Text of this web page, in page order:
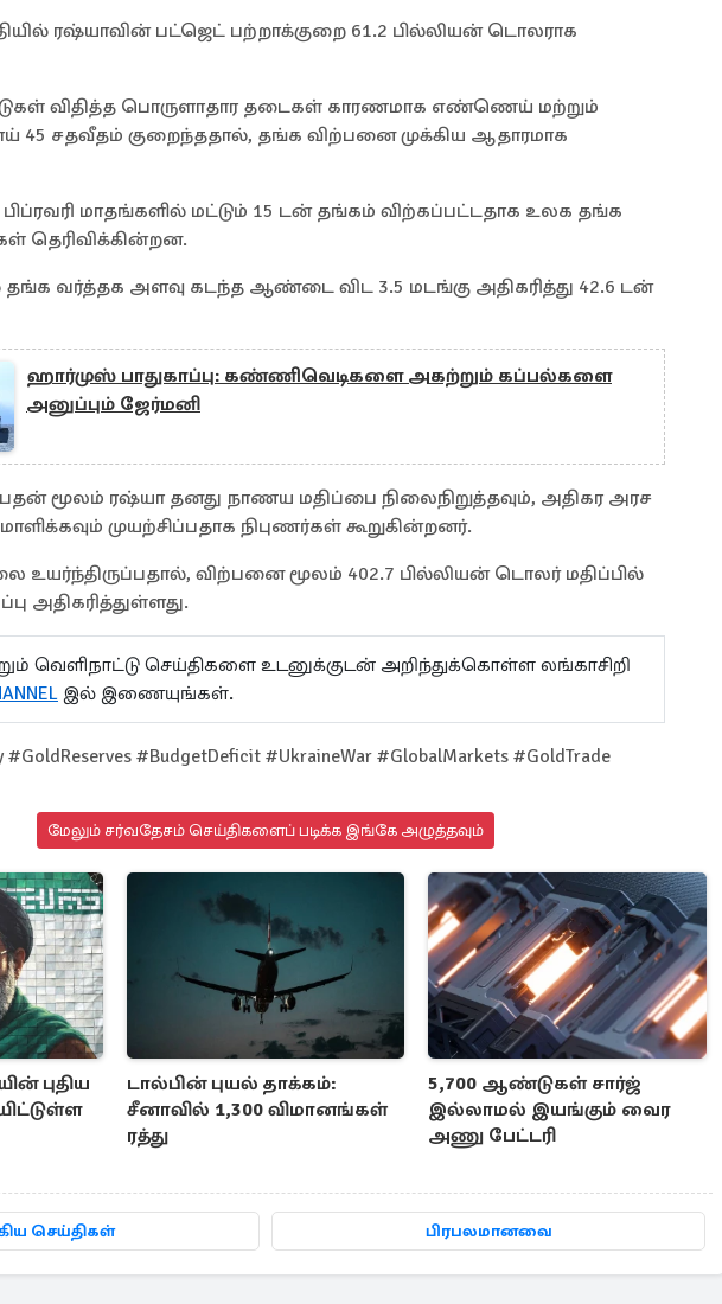
ரஷ்யாவின் பட்ஜெட் பற்றாக்குறை 61.2 பில்லியன் டொலராக
விதித்த பொருளாதார தடைகள் காரணமாக எண்ணெய் மற்றும்
45 சதவீதம் குறைந்ததால், தங்க விற்பனை முக்கிய ஆதாரமாக
மாதங்களில் மட்டும் 15 டன் தங்கம் விற்கப்பட்டதாக உலக தங்க
தெரிவிக்கின்றன.
தங்க வர்த்தக அளவு கடந்த ஆண்டை விட 3.5 மடங்கு அதிகரித்து 42.6 டன்
ஹார்முஸ் பாதுகாப்பு: கண்ணிவெடிகளை அகற்றும் கப்பல்களை
அனுப்பும் ஜேர்மனி
மூலம் ரஷ்யா தனது நாணய மதிப்பை நிலைநிறுத்தவும், அதிகர அரச
முயற்சிப்பதாக நிபுணர்கள் கூறுகின்றனர்.
உயர்ந்திருப்பதால், விற்பனை மூலம் 402.7 பில்லியன் டொலர் மதிப்பில்
அதிகரித்துள்ளது.
வெளிநாட்டு செய்திகளை உடனுக்குடன் அறிந்துக்கொள்ள லங்காசிறி
இல் இணையுங்கள்.
#GoldReserves #BudgetDeficit #UkraineWar #GlobalMarkets #GoldTrade
மேலும் சர்வதேசம் செய்திகளைப் படிக்க இங்கே அழுத்தவும்
புதிய
டால்பின் புயல் தாக்கம்:
சீனாவில் 1,300 விமானங்கள்
ரத்து
5,700 ஆண்டுகள் சார்ஜ்
இல்லாமல் இயங்கும் வைர
அணு பேட்டரி
செய்திகள் பிரபலமானவை